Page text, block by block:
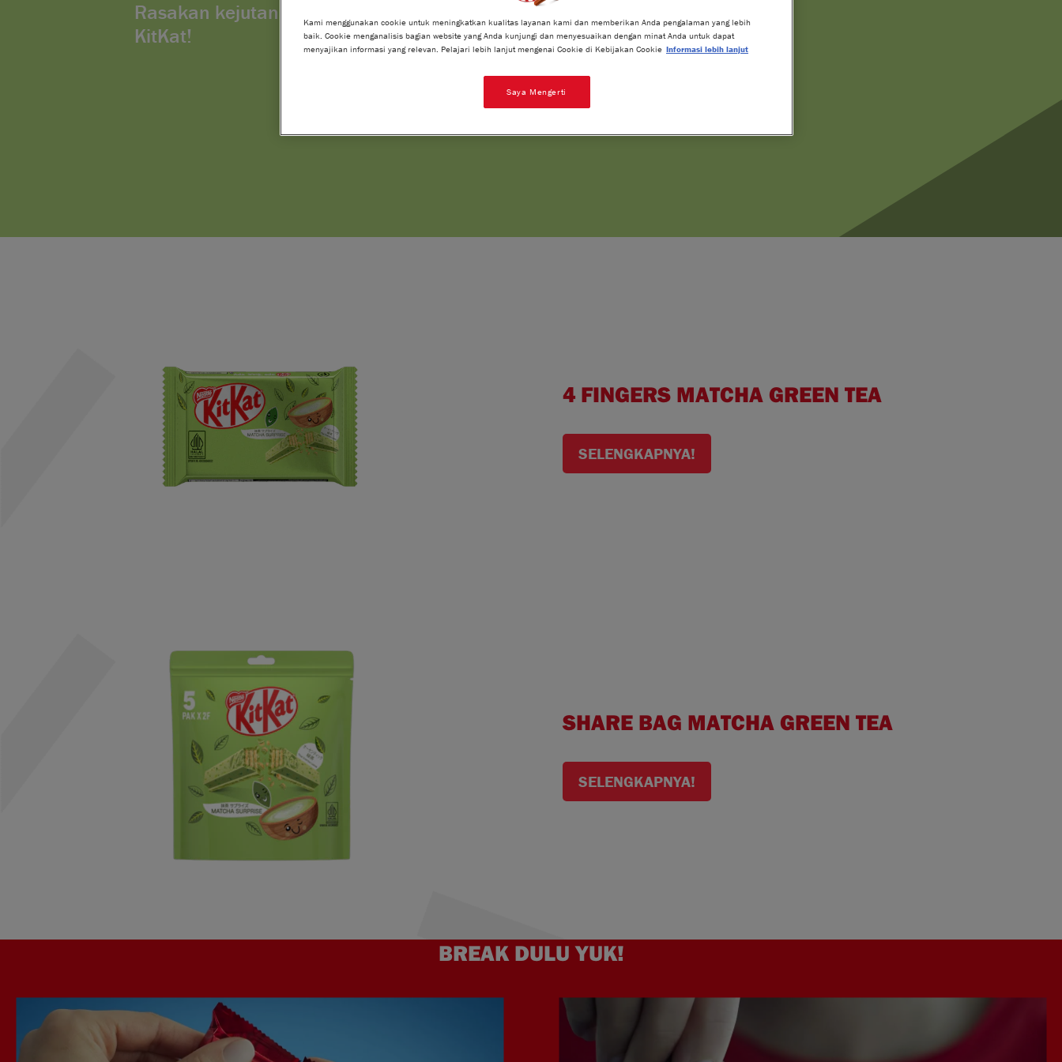
Rasakan kejutan Break di setiap gigitan
KitKat!​
4 FINGERS MATCHA GREEN TEA
SELENGKAPNYA!
SHARE BAG MATCHA GREEN TEA
SELENGKAPNYA!
BREAK DULU YUK!
Kami menggunakan cookie untuk meningkatkan kualitas layanan kami dan memberikan Anda pengalaman yang lebih
baik. Cookie menganalisis bagian website yang Anda kunjungi dan menyesuaikan dengan minat Anda untuk dapat
menyajikan informasi yang relevan. Pelajari lebih lanjut mengenai Cookie di Kebijakan Cookie Informasi lebih lanjut
Saya Mengerti